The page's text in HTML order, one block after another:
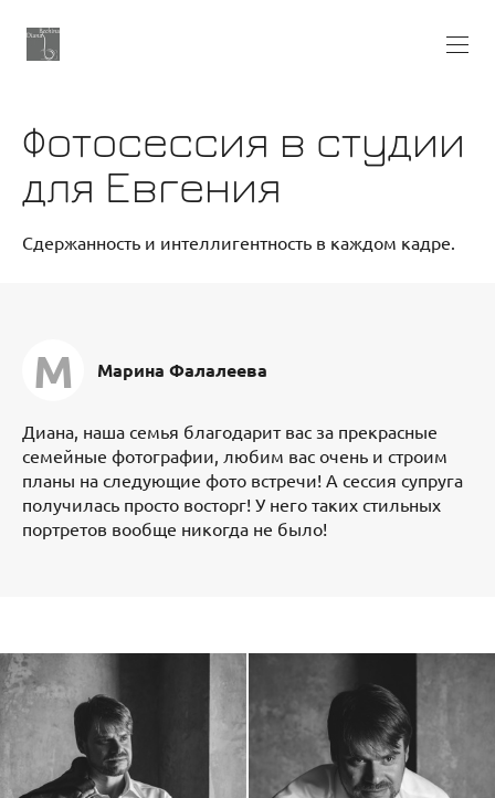
Фотосессия в студии
для Евгения
Сдержанность и интеллигентность в каждом кадре.
М Марина Фалалеева
Диана, наша семья благодарит вас за прекрасные
семейные фотографии, любим вас очень и строим
планы на следующие фото встречи! А сессия супруга
получилась просто восторг! У него таких стильных
портретов вообще никогда не было!